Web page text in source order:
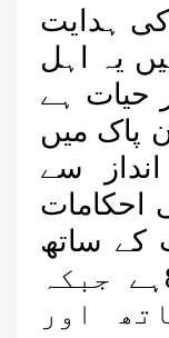
ہدایت
یہ اہل
حیات ہے
پاک میں
سے
کے ساتھ
آیات کی کل تعداد 89ہے جبکہ
اور